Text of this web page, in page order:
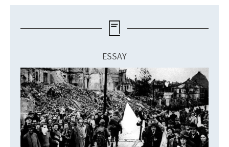
ESSAY